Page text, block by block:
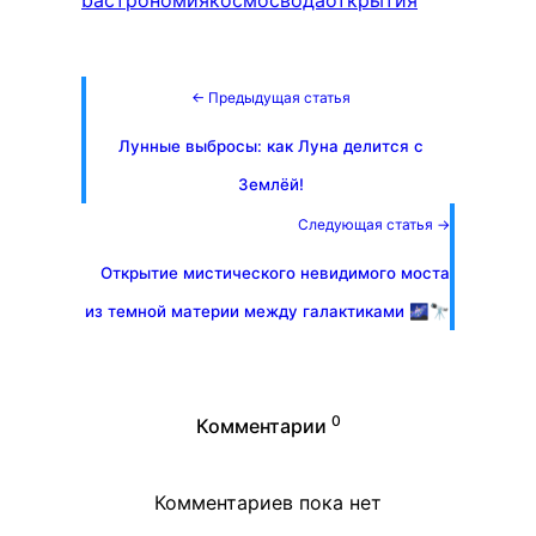
← Предыдущая статья
Лунные выбросы: как Луна делится с
Землёй!
Следующая статья →
Открытие мистического невидимого моста
из темной материи между галактиками 🌌🔭
Комментарии 0
Комментариев пока нет